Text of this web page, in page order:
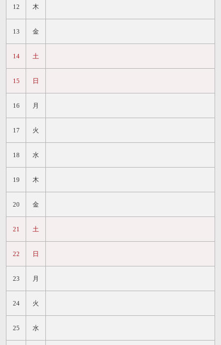
木
12
金
13
土
14
日
15
月
16
火
17
水
18
木
19
金
20
土
21
日
22
月
23
火
24
水
25